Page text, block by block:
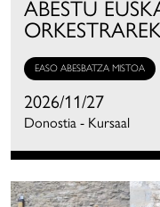
ABESTU
EASO ABESBATZA MISTOA
2026/11/27
Donostia - Kursaal